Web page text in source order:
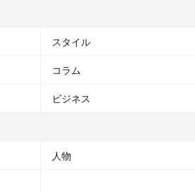
スタイル
コラム
ビジネス
人物